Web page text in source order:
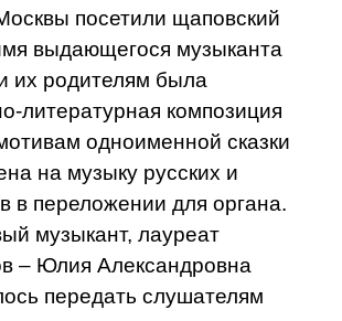
посетили щаповский
выдающегося музыканта
их родителям была
литературная композиция
одноименной сказки
на музыку русских и
в переложении для органа.
музыкант, лауреат
– Юлия Александровна
передать слушателям